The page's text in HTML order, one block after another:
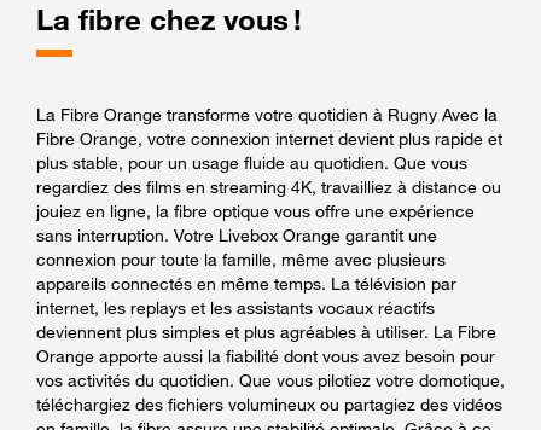
La fibre chez vous !
La Fibre Orange transforme votre quotidien à Rugny Avec la
Fibre Orange, votre connexion internet devient plus rapide et
plus stable, pour un usage fluide au quotidien. Que vous
regardiez des films en streaming 4K, travailliez à distance ou
jouiez en ligne, la fibre optique vous offre une expérience
sans interruption. Votre Livebox Orange garantit une
connexion pour toute la famille, même avec plusieurs
appareils connectés en même temps. La télévision par
internet, les replays et les assistants vocaux réactifs
deviennent plus simples et plus agréables à utiliser. La Fibre
Orange apporte aussi la fiabilité dont vous avez besoin pour
vos activités du quotidien. Que vous pilotiez votre domotique,
téléchargiez des fichiers volumineux ou partagiez des vidéos